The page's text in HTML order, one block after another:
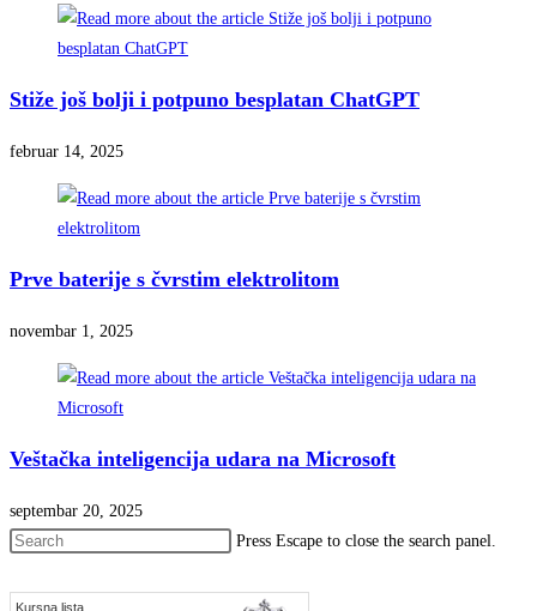
Stiže još bolji i potpuno besplatan ChatGPT
februar 14, 2025
Prve baterije s čvrstim elektrolitom
novembar 1, 2025
Veštačka inteligencija udara na Microsoft
septembar 20, 2025
Press Escape to close the search panel.